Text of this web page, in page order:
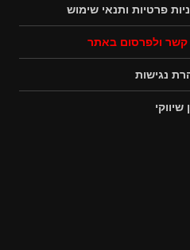
פרטיות ותנאי שימוש
קשר ולפרסום באתר
נגישות
שיווקי